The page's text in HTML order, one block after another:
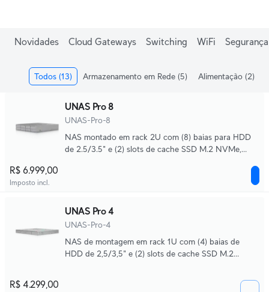
Novidades Cloud Gateways Switching WiFi
Todos (13) Armazenamento em Rede (5) Alimentação (2)
UNAS Pro 8
UNAS-Pro-8
NAS montado em rack 2U com (8) baias para HDD
de 2.5/3.5" e (2) slots de cache SSD M.2 NVMe,
armazenamento e compartilhamento de arquivos em
R$ 6.999,00
Imposto incl.
UNAS Pro 4
UNAS-Pro-4
NAS de montagem em rack 1U com (4) baias de
HDD de 2,5/3,5" e (2) slots de cache SSD M.2
R$ 4.299,00